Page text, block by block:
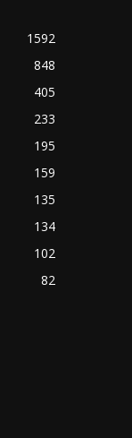
1592
848
405
233
195
159
135
134
102
82